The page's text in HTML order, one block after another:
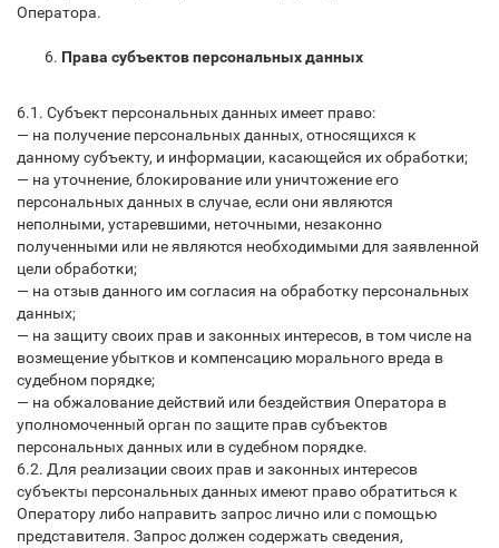
Оператора.
Права субъектов персональных данных
6.1. Субъект персональных данных имеет право:
— на получение персональных данных, относящихся к
данному субъекту, и информации, касающейся их обработки;
— на уточнение, блокирование или уничтожение его
персональных данных в случае, если они являются
неполными, устаревшими, неточными, незаконно
полученными или не являются необходимыми для заявленной
цели обработки;
— на отзыв данного им согласия на обработку персональных
данных;
— на защиту своих прав и законных интересов, в том числе на
возмещение убытков и компенсацию морального вреда в
судебном порядке;
— на обжалование действий или бездействия Оператора в
уполномоченный орган по защите прав субъектов
персональных данных или в судебном порядке.
6.2. Для реализации своих прав и законных интересов
субъекты персональных данных имеют право обратиться к
Оператору либо направить запрос лично или с помощью
представителя. Запрос должен содержать сведения,